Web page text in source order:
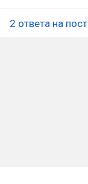
2 ответа на пост